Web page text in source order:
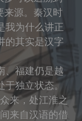
来源。秦汉时
我为什么讲正
的其实是汉字
、福建仍是越
独立状态。
来，处江淮之
来自汉语的借